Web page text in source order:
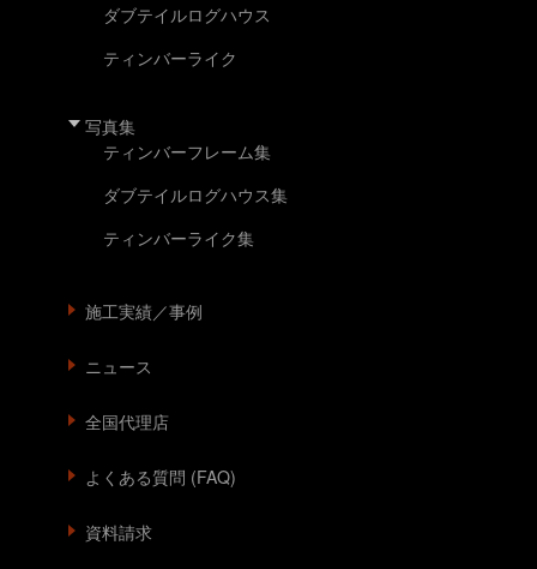
ダブテイルログハウス
ティンバーライク
写真集
ティンバーフレーム集
ダブテイルログハウス集
ティンバーライク集
施工実績／事例
ニュース
全国代理店
よくある質問 (FAQ)
資料請求